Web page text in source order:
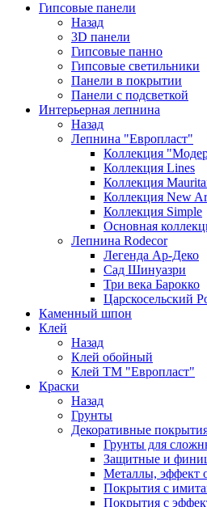
Гипсовые панели
Назад
3D панели
Гипсовые панно
Гипсовые светильники
Панели в покрытии
Панели с подсветкой
Интерьерная лепнина
Назад
Лепнина "Европласт"
Коллекция
Коллекция Lines
Коллекция
Коллекция New
Коллекция Simple
Основная
Лепнина Rodecor
Легенда Ар-Деко
Сад Шинуазри
Три века Барокко
Царскосельский
Каменный шпон
Клей
Назад
Клей обойный
Клей ТМ "Европласт"
Краски
Назад
Грунты
Декоративные
Грунты для
Защитные и
Металлы, эффект
Покрытия с
Покрытия с